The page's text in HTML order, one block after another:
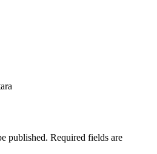
published. Required fields are